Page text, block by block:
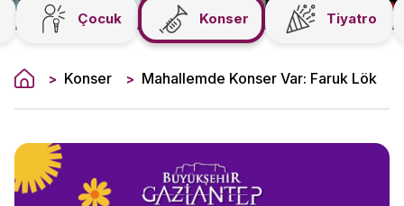
Çocuk Konser Tiyatro
> Konser > Mahallemde Konser Var: Faruk Lök